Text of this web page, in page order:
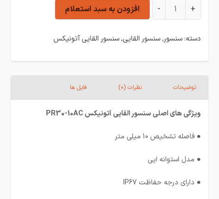
سنسور القایی آتونیکس PR30-10AC عدد
+
- افزودن به سبد استعلام
دسته:سنسور,سنسور القایی,سنسور القایی آتونیکس
توضیحات نظرات (0) فایل ها
ویژگی های اصلی سنسور القایی آتونیکس PR30-10AC
● فاصله تشخیص 10 میلی متر
● مدل استوانه ایی
● دارای درجه حفاظت IP67